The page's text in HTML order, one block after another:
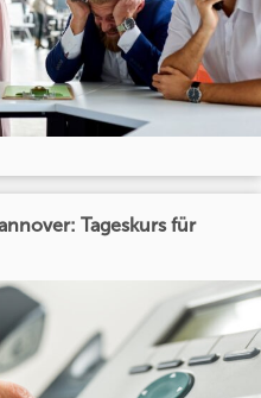
Tageskurs für